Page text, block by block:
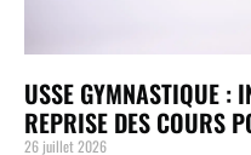
USSE GYMNASTIQUE :
REPRISE DES COURS
26 juillet 2026